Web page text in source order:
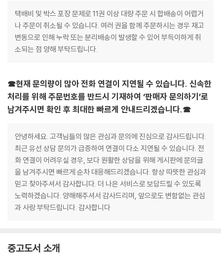
택배비 및 박스 포장 문제로 11권 이상 대량 주문 시 합배송이 어렵거
나 주문이 취소될 수 있습니다. 여러 권을 함께 주문하시는 경우 재고
변동으로 인해 누락 또는 분리배송이 발생할 수 있어 부득이하게 취
소되는 점 양해 부탁드립니다.
☎현재 문의량이 많아 전화 연결이 지연될 수 있습니다. 신속한
처리를 위해 주문번호를 반드시 기재하여 ‘판매자 문의하기’로
남겨주시면 확인 후 최대한 빠르게 안내드리겠습니다.☎
안녕하세요. 고객님들의 많은 관심과 문의에 진심으로 감사드립니다.
최근 유선 상담 문의가 급증하여 연결이 다소 지연될 수 있습니다. 전
화 연결이 어려우실 경우, 보다 원활한 상담을 위해 게시판에 문의글
을 남겨주시면 빠르게 순차 대응해드리겠습니다. 항상 따뜻한 관심과
믿고 찾아주셔서 감사합니다. 더 나은 서비스로 보답드릴 수 있도록
노력하겠습니다. 양해해주셔서 감사드리며, 앞으로도 변함없는 관심
과 사랑 부탁드립니다. 감사합니다
중고도서 소개